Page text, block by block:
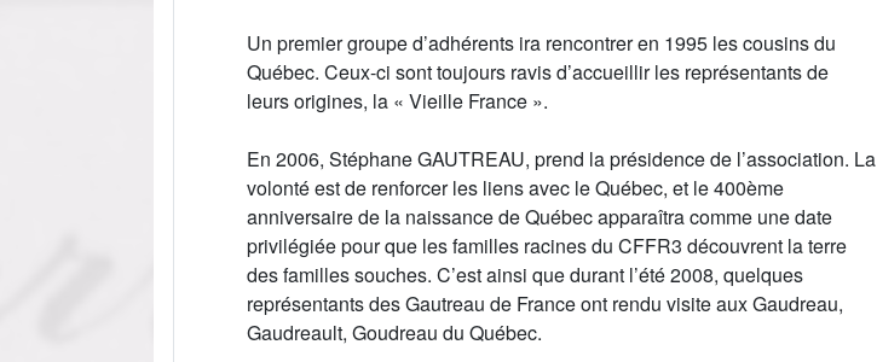
Un premier groupe d’adhérents ira rencontrer en 1995 les cousins du
Québec. Ceux-ci sont toujours ravis d’accueillir les représentants de
leurs origines, la « Vieille France ».
En 2006, Stéphane GAUTREAU, prend la présidence de l’association. La
volonté est de renforcer les liens avec le Québec, et le 400ème
anniversaire de la naissance de Québec apparaîtra comme une date
privilégiée pour que les familles racines du CFFR3 découvrent la terre
des familles souches. C’est ainsi que durant l’été 2008, quelques
représentants des Gautreau de France ont rendu visite aux Gaudreau,
Gaudreault, Goudreau du Québec.